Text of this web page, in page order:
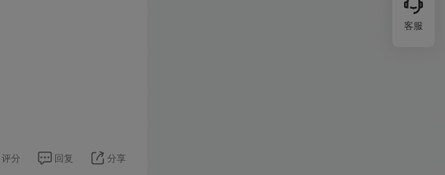
评分 回复 分享
客服